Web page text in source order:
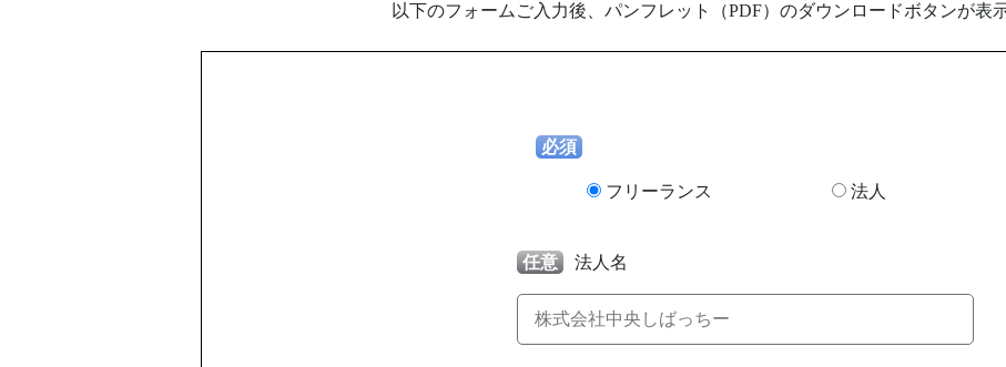
以下のフォームご入力後、パンフレット（PDF）のダウンロードボタンが表
必須
フリーランス 法人
任意 法人名